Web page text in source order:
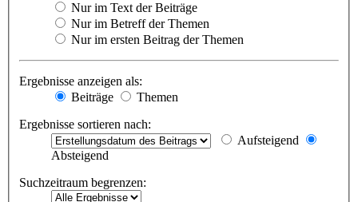
Nur im Text der Beiträge
Nur im Betreff der Themen
Nur im ersten Beitrag der Themen
Ergebnisse anzeigen als:
Beiträge
Themen
Ergebnisse sortieren nach:
Aufsteigend
Absteigend
Suchzeitraum begrenzen: